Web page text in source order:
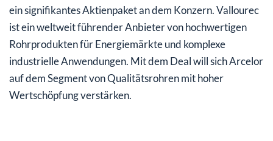
ein signifikantes Aktienpaket an dem Konzern. Vallourec
ist ein weltweit führender Anbieter von hochwertigen
Rohrprodukten für Energiemärkte und komplexe
industrielle Anwendungen. Mit dem Deal will sich Arcelor
auf dem Segment von Qualitätsrohren mit hoher
Wertschöpfung verstärken.